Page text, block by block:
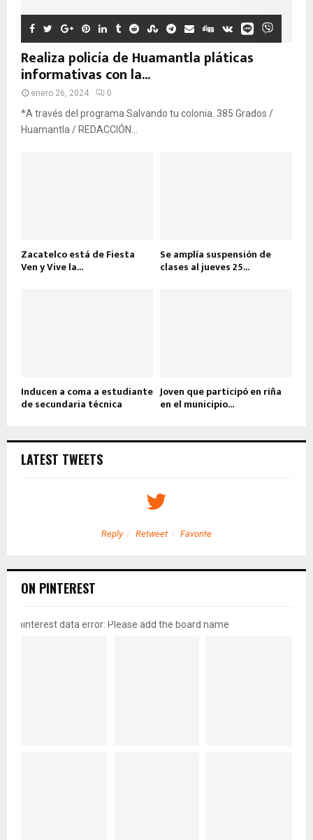
Realiza policía de Huamantla pláticas
informativas con la...
enero 26, 2024 0
*A través del programa Salvando tu colonia. 385 Grados /
Huamantla / REDACCIÓN...
Zacatelco está de Fiesta
Ven y Vive la...
Se amplía suspensión de
clases al jueves 25...
Inducen a coma a estudiante
de secundaria técnica
Joven que participó en riña
en el municipio...
LATEST TWEETS
Reply Retweet Favorite
ON PINTEREST
pinterest data error: Please add the board name